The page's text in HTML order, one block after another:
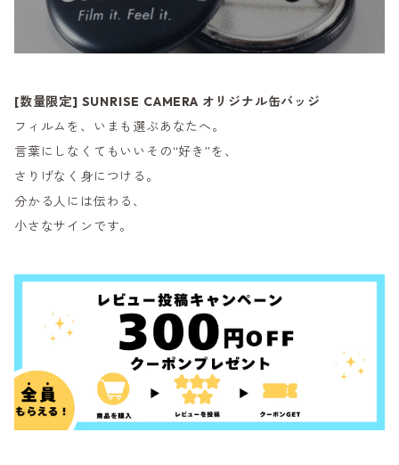
[数量限定] SUNRISE CAMERA オリジナル缶バッジ
フィルムを、いまも選ぶあなたへ。
言葉にしなくてもいいその“好き”を、
さりげなく身につける。
分かる人には伝わる、
小さなサインです。